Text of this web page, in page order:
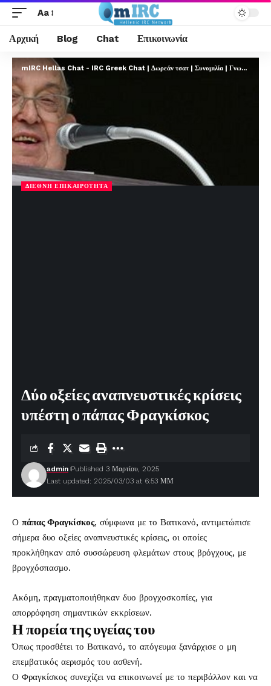
Aa
Αρχική Blog Chat Επικοινωνία
mIRC Hellas Chat - IRC Greek Chat | Δωρεάν τσατ | Συνομιλία | Γνωριμίες | FREE
ΔΙΕΘΝΉ ΕΠΙΚΑΙΡΌΤΗΤΑ
Δύο οξείες αναπνευστικές κρίσεις
υπέστη ο πάπας Φραγκίσκος
Last updated: 2025/03/03 at 6:53 ΜΜ
admin Published 3 Μαρτίου, 2025
Ο πάπας Φραγκίσκος, σύμφωνα με το Βατικανό, αντιμετώπισε
σήμερα δυο οξείες αναπνευστικές κρίσεις, οι οποίες
προκλήθηκαν από συσσώρευση φλεμάτων στους βρόγχους, με
βρογχόσπασμο.
Ακόμη, πραγματοποιήθηκαν δυο βρογχοσκοπίες, για
απορρόφηση σημαντικών εκκρίσεων.
Η πορεία της υγείας του
Όπως προσθέτει το Βατικανό, το απόγευμα ξανάρχισε ο μη
επεμβατικός αερισμός του ασθενή.
Ο Φραγκίσκος συνεχίζει να επικοινωνεί με το περιβάλλον και να